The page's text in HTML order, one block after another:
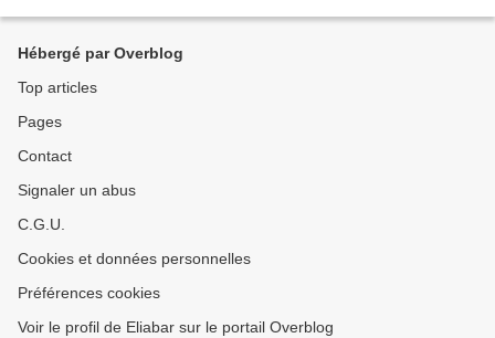
Hébergé par Overblog
Top articles
Pages
Contact
Signaler un abus
C.G.U.
Cookies et données personnelles
Préférences cookies
Voir le profil de Eliabar sur le portail Overblog